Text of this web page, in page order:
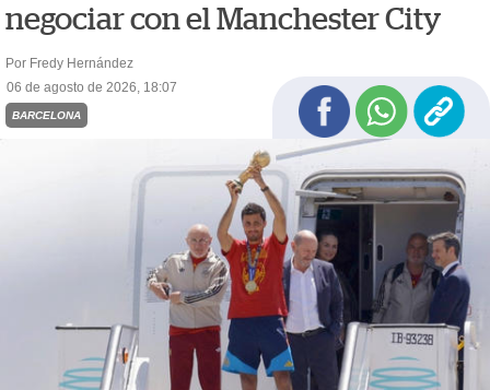
negociar con el Manchester City
Por Fredy Hernández
06 de agosto de 2026, 18:07
BARCELONA